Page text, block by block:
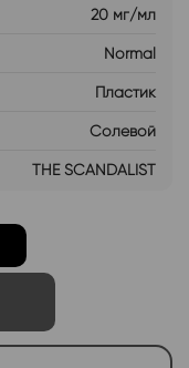
20 мг/мл
Normal
Пластик
Солевой
THE SCANDALIST